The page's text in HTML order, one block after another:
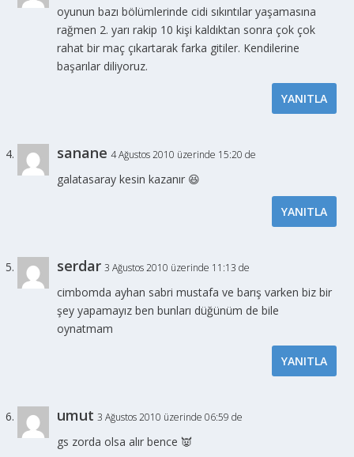
oyunun bazı bölümlerinde cidi sıkıntılar yaşamasına
rağmen 2. yarı rakip 10 kişi kaldıktan sonra çok çok
rahat bir maç çıkartarak farka gitiler. Kendilerine
başarılar diliyoruz.
YANITLA
sanane 4 Ağustos 2010 üzerinde 15:20 de
galatasaray kesin kazanır 😆
YANITLA
serdar 3 Ağustos 2010 üzerinde 11:13 de
cimbomda ayhan sabri mustafa ve barış varken biz bir
şey yapamayız ben bunları düğünüm de bile
oynatmam
YANITLA
umut 3 Ağustos 2010 üzerinde 06:59 de
gs zorda olsa alır bence 👿